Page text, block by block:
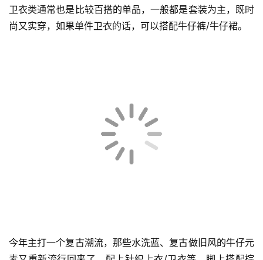
卫衣类通常也是比较百搭的单品，一般都是套装为主，既时
尚又实穿，如果单件卫衣的话，可以搭配牛仔裤/牛仔裙。
今年主打一个复古潮流，那些水洗蓝、复古做旧风的牛仔元